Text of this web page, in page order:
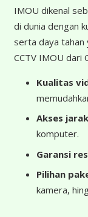
IMOU dikenal
di dunia dengan
serta daya tahan
CCTV IMOU dari
Kualitas
Akses
komputer.
Garansi
Pilihan
kamera,